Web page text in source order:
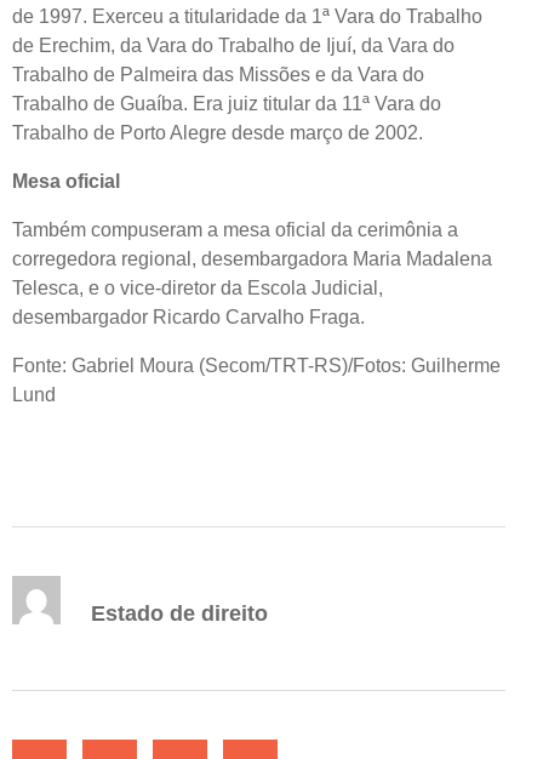
de 1997. Exerceu a titularidade da 1ª Vara do Trabalho
de Erechim, da Vara do Trabalho de Ijuí, da Vara do
Trabalho de Palmeira das Missões e da Vara do
Trabalho de Guaíba. Era juiz titular da 11ª Vara do
Trabalho de Porto Alegre desde março de 2002.
Mesa oficial
Também compuseram a mesa oficial da cerimônia a
corregedora regional, desembargadora Maria Madalena
Telesca, e o vice-diretor da Escola Judicial,
desembargador Ricardo Carvalho Fraga.
Fonte: Gabriel Moura (Secom/TRT-RS)/Fotos: Guilherme
Lund
Estado de direito